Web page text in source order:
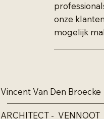
onze
mogelijk
Vincent Van Den Broecke
ARCHITECT - VENNOOT